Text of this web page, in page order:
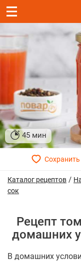
45 мин
Каталог рецептов /
сок
Рецепт
домашних
В домашних